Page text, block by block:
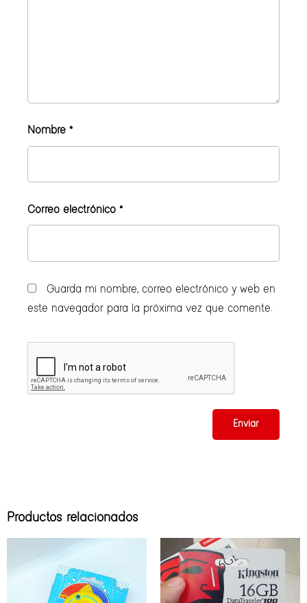
Nombre *
Correo electrónico *
Guarda mi nombre, correo electrónico y web en
este navegador para la próxima vez que comente.
Productos relacionados